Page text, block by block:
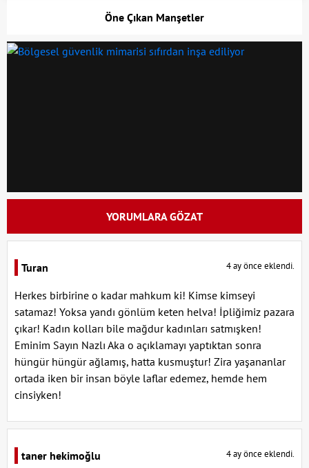
Öne Çıkan Manşetler
YORUMLARA GÖZAT
Turan 4 ay önce eklendi.
Herkes birbirine o kadar mahkum ki! Kimse kimseyi
satamaz! Yoksa yandı gönlüm keten helva! İpliğimiz pazara
çıkar! Kadın kolları bile mağdur kadınları satmışken!
Eminim Sayın Nazlı Aka o açıklamayı yaptıktan sonra
hüngür hüngür ağlamış, hatta kusmuştur! Zira yaşananlar
ortada iken bir insan böyle laflar edemez, hemde hem
cinsiyken!
taner hekimoğlu 4 ay önce eklendi.